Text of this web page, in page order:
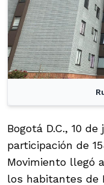
Bogotá D.C., 10
participación de
Movimiento llegó
los habitantes de